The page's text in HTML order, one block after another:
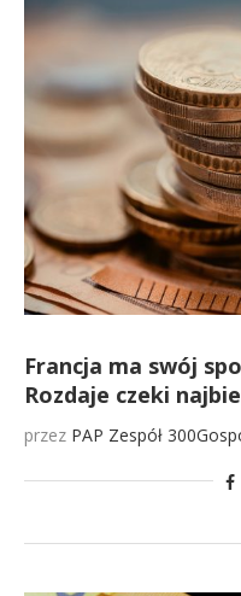
Francja ma swój
Rozdaje czeki
przez PAP Zespół